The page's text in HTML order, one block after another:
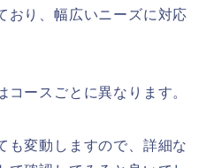
おり、幅広いニーズに対応
コースごとに異なります。
も変動しますので、詳細な